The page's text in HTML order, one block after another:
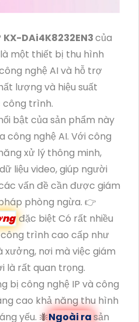
KX-DAi4K8232EN3của
một thiết bị thu hình
nghệ AI và hỗ trợ
lượng và hiệu suất
công trình.
bật của sản phẩm này
công nghệ AI. Với công
xử lý thông minh,
liệu video, giúp người
vấn đề cần được giám
phòng ngừa. 👉
đặc biệt Có rất nhiều
trình cao cấp như
xưởng, nơi mà việc giám
là rất quan trọng.
bị công nghệ IP và công
cao khả năng thu hình
yếu. 🐜Ngoài rasản